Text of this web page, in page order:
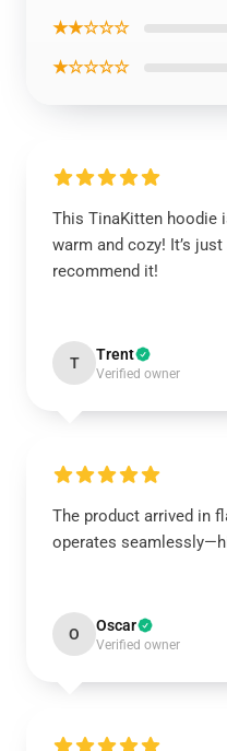
★★☆☆☆
★☆☆☆☆
This TinaKitten hoodie
warm and cozy! It’s
recommend it!
T Trent
Verified owner
The product arrived in
operates
O Oscar
Verified owner